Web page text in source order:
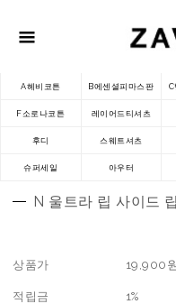
A헤비코튼 B에센셜피마스판 C
F소로나코튼 레이어드티셔츠
후디 스웨트셔츠
슈퍼세일 아우터
N 울트라 립 사이드
상품가 19,900 원
적립금 1%